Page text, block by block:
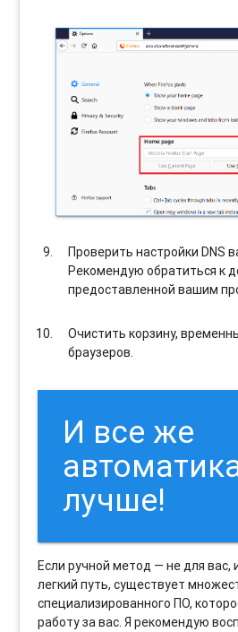
Проверить настройки DNS
Рекомендую обратиться к
предоставленной вашим
Очистить корзину,
браузеров.
И все же
лучше!
Если ручной метод — не для вас,
легкий путь, существует
специализированного ПО,
работу за вас. Я рекомендую